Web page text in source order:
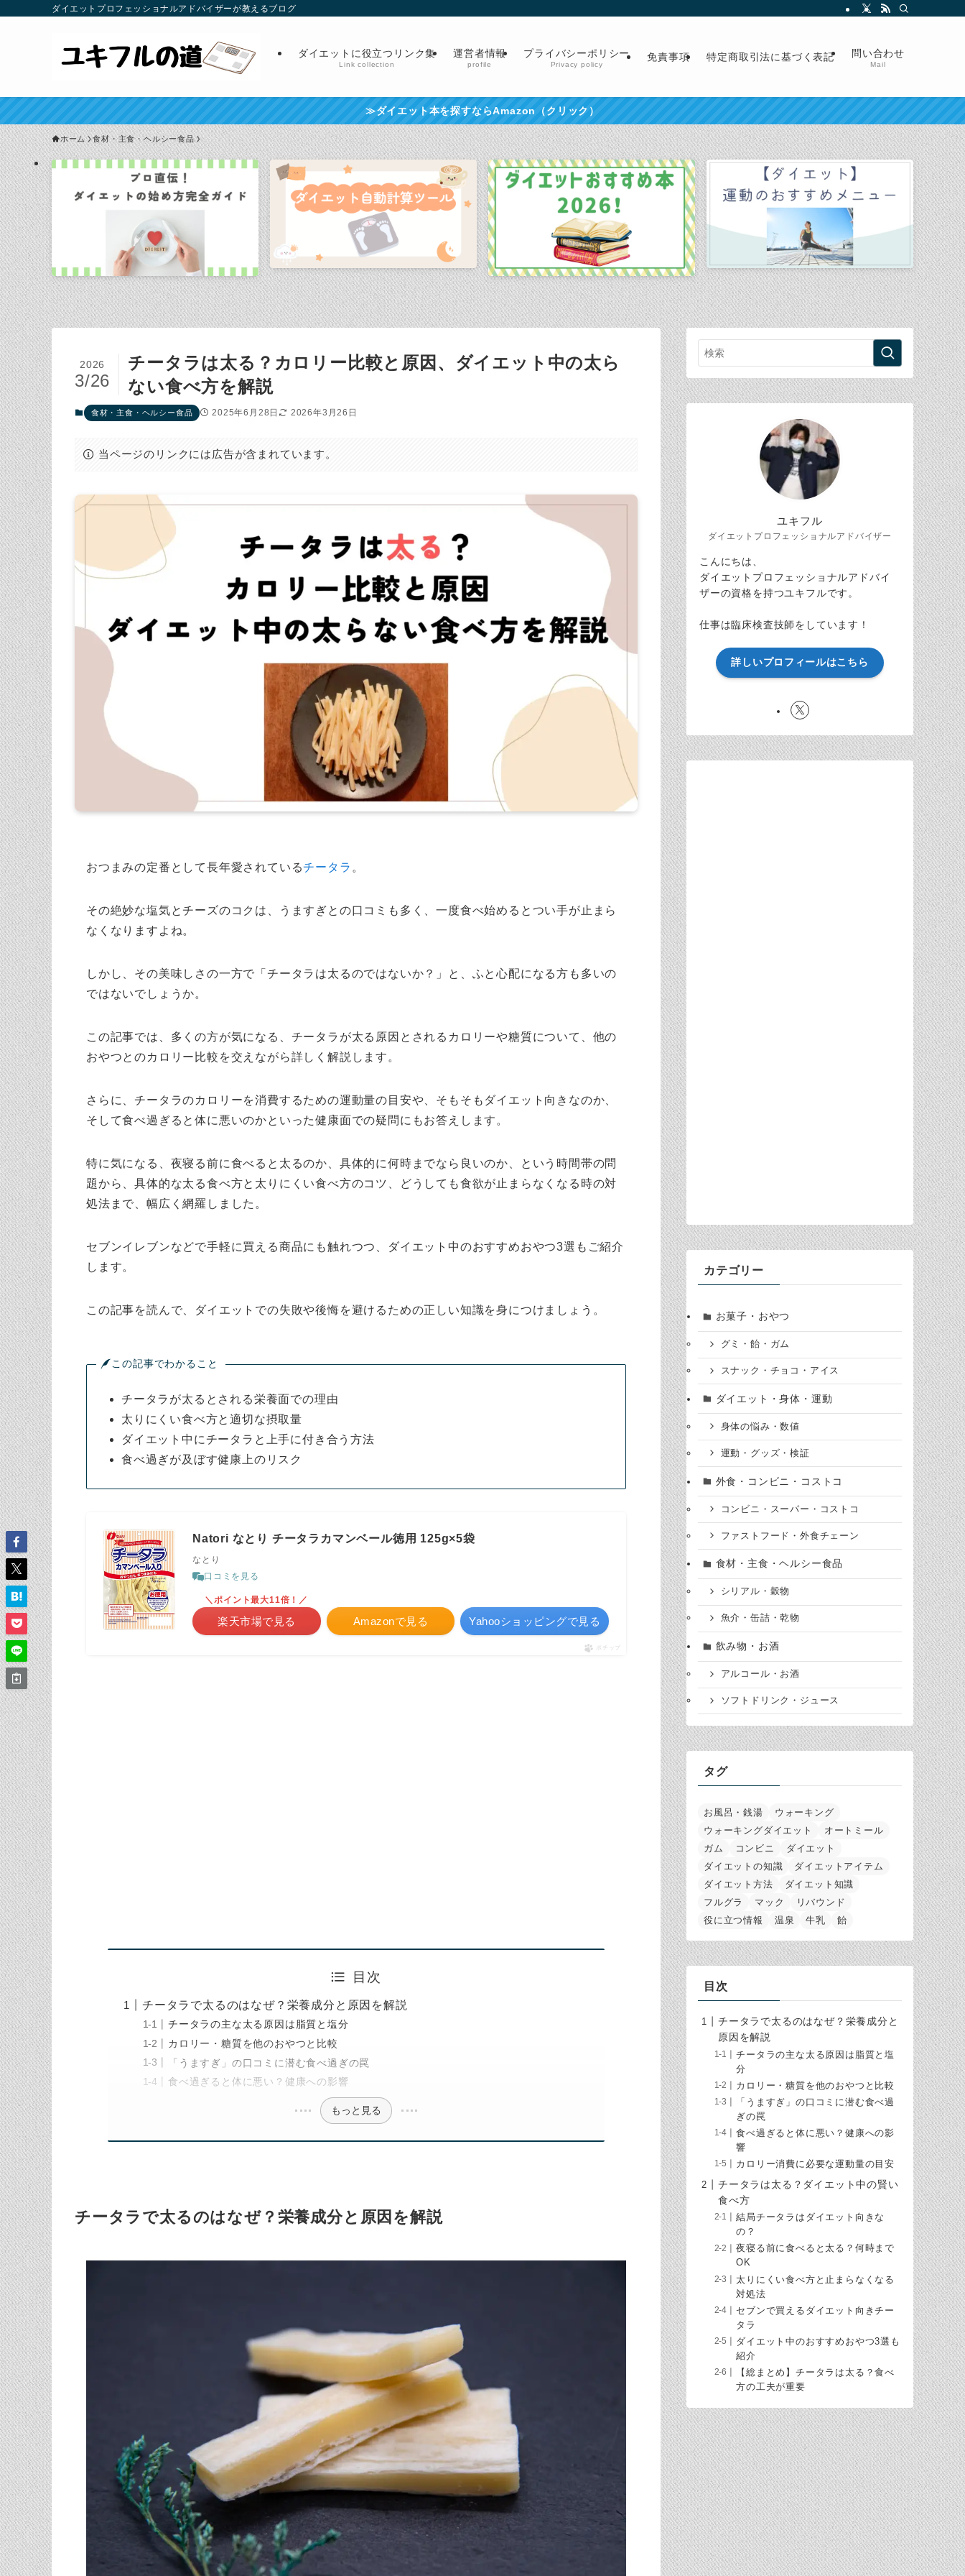
ダイエットプロフェッショナルアドバイザーが教えるブログ
ダイエットに役立つリンク集
Link collection
運営者情報
profile
プライバシーポリシー
Privacy policy
免責事項 特定商取引法に基づく表記 問い合わせ
Mail
≫ダイエット本を探すならAmazon（クリック）
ホーム 食材・主食・ヘルシー食品
チータラは太る？カロリー比較と原因、ダイエット中の太ら
ない食べ方を解説
2026
3/26
食材・主食・ヘルシー食品 2025年6月28日 2026年3月26日
当ページのリンクには広告が含まれています。
おつまみの定番として長年愛されているチータラ 。
その絶妙な塩気とチーズのコクは、うますぎとの口コミも多く、一度食べ始めるとつい手が止まら
なくなりますよね。
しかし、その美味しさの一方で「チータラは太るのではないか？」と、ふと心配になる方も多いの
ではないでしょうか。
この記事では、多くの方が気になる、チータラが太る原因とされるカロリーや糖質について、他の
おやつとのカロリー比較を交えながら詳しく解説します。
さらに、チータラのカロリーを消費するための運動量の目安や、そもそもダイエット向きなのか、
そして食べ過ぎると体に悪いのかといった健康面での疑問にもお答えします。
特に気になる、夜寝る前に食べると太るのか、具体的に何時までなら良いのか、という時間帯の問
題から、具体的な太る食べ方と太りにくい食べ方のコツ、どうしても食欲が止まらなくなる時の対
処法まで、幅広く網羅しました。
セブンイレブンなどで手軽に買える商品にも触れつつ、ダイエット中のおすすめおやつ3選もご紹介
します。
この記事を読んで、ダイエットでの失敗や後悔を避けるための正しい知識を身につけましょう。
この記事でわかること
チータラが太るとされる栄養面での理由
太りにくい食べ方と適切な摂取量
ダイエット中にチータラと上手に付き合う方法
食べ過ぎが及ぼす健康上のリスク
Natori なとり チータラカマンベール徳用 125g×5袋
なとり
口コミを見る
Amazonで見る
＼ポイント最大11倍！／
楽天市場で見る Yahooショッピングで見る
ポチップ
目次
チータラで太るのはなぜ？栄養成分と原因を解説
チータラの主な太る原因は脂質と塩分
カロリー・糖質を他のおやつと比較
「うますぎ」の口コミに潜む食べ過ぎの罠
食べ過ぎると体に悪い？健康への影響
もっと見る
チータラで太るのはなぜ？栄養成分と原因を解説
ユキフル
ダイエットプロフェッショナルアドバイザー
こんにちは、
ダイエットプロフェッショナルアドバイ
ザーの資格を持つユキフルです。
仕事は臨床検査技師をしています！
詳しいプロフィールはこちら
カテゴリー
お菓子・おやつ
グミ・飴・ガム
スナック・チョコ・アイス
ダイエット・身体・運動
身体の悩み・数値
運動・グッズ・検証
外食・コンビニ・コストコ
コンビニ・スーパー・コストコ
ファストフード・外食チェーン
食材・主食・ヘルシー食品
シリアル・穀物
魚介・缶詰・乾物
飲み物・お酒
アルコール・お酒
ソフトドリンク・ジュース
タグ
お風呂・銭湯
ウォーキング
ウォーキングダイエット
オートミール
ガム
コンビニ
ダイエット
ダイエットの知識
ダイエットアイテム
ダイエット方法
ダイエット知識
フルグラ
マック
リバウンド
役に立つ情報
温泉 牛乳 飴
目次
チータラで太るのはなぜ？栄養成分と
原因を解説
チータラの主な太る原因は脂質と塩
分
カロリー・糖質を他のおやつと比較
「うますぎ」の口コミに潜む食べ過
ぎの罠
食べ過ぎると体に悪い？健康への影
響
カロリー消費に必要な運動量の目安
チータラは太る？ダイエット中の賢い
食べ方
結局チータラはダイエット向きな
の？
夜寝る前に食べると太る？何時まで
OK
太りにくい食べ方と止まらなくなる
対処法
セブンで買えるダイエット向きチー
タラ
ダイエット中のおすすめおやつ3選も
紹介
【総まとめ】チータラは太る？食べ
方の工夫が重要